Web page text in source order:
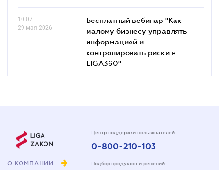
10.07
29 мая 2026
Бесплатный вебинар "Как
малому бизнесу управлять
информацией и
контролировать риски в
LIGA360"
О КОМПАНИИ
Центр поддержки пользователей
0-800-210-103
Подбор продуктов и решений